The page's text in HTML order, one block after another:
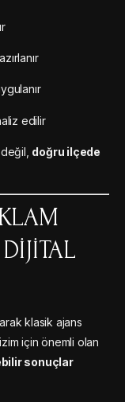
edilir
doğru ilçede
klasik ajans
için önemli olan
sonuçlar